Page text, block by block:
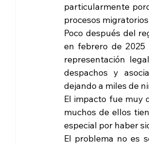
particularmente
procesos
Poco después del
en febrero de 2025
representación
despachos y
dejando a miles de
El impacto fue muy
muchos de ellos
especial por haber
El problema no es